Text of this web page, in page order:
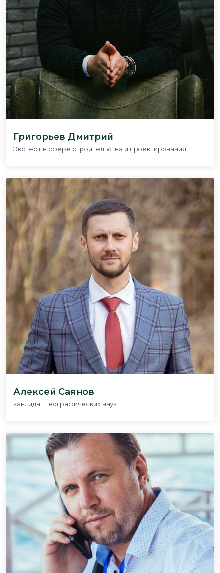
Григорьев Дмитрий
Эксперт в сфере строительства и проектирования
Алексей Саянов
кандидат географических наук